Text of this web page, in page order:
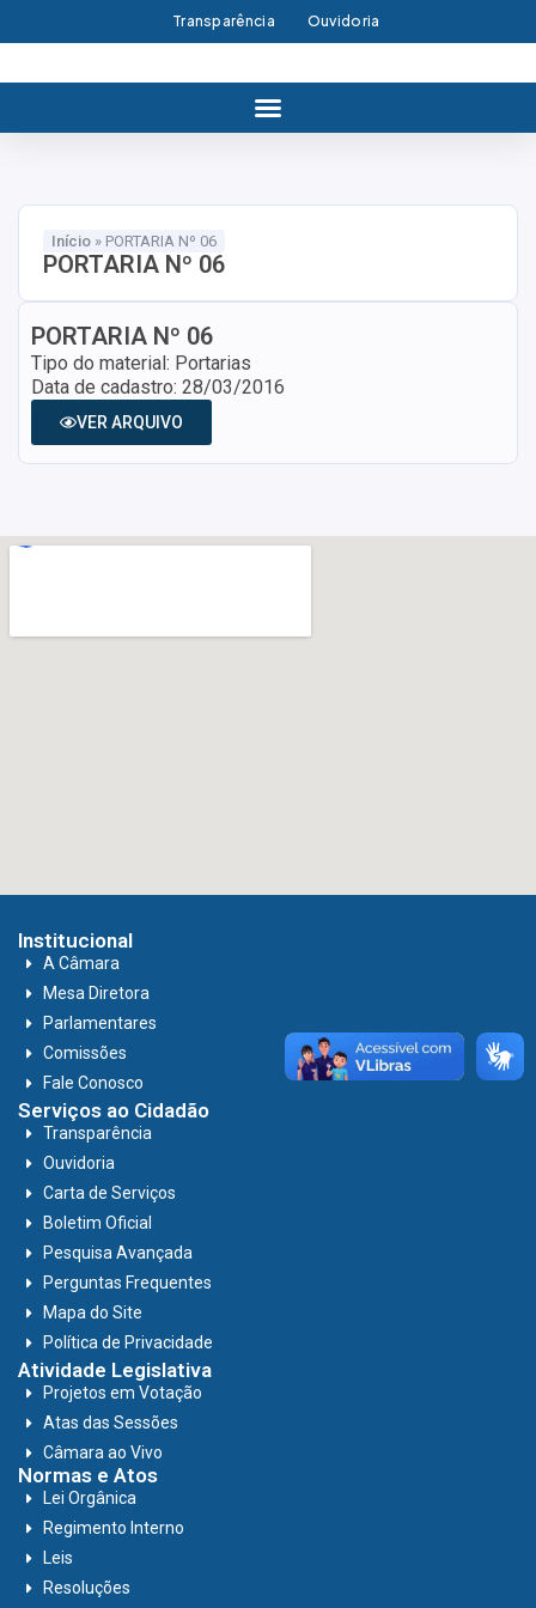
Transparência Ouvidoria
Início » PORTARIA Nº 06
PORTARIA Nº 06
PORTARIA Nº 06
Tipo do material: Portarias
Data de cadastro: 28/03/2016
VER ARQUIVO
Institucional
A Câmara
Mesa Diretora
Parlamentares
Comissões
Fale Conosco
Serviços ao Cidadão
Transparência
Ouvidoria
Carta de Serviços
Boletim Oficial
Pesquisa Avançada
Perguntas Frequentes
Mapa do Site
Política de Privacidade
Atividade Legislativa
Projetos em Votação
Atas das Sessões
Câmara ao Vivo
Normas e Atos
Lei Orgânica
Regimento Interno
Leis
Resoluções